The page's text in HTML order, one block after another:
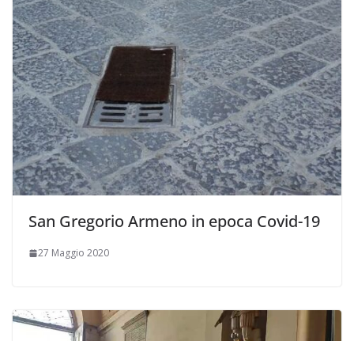
San Gregorio Armeno in epoca Covid-19
27 Maggio 2020